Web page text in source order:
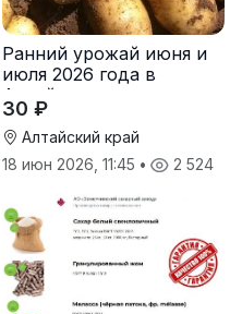
Ранний урожай июня и
июля 2026 года в
Алтайском крае
30 ₽
Алтайский край
18 июн 2026, 11:45 • 2 524